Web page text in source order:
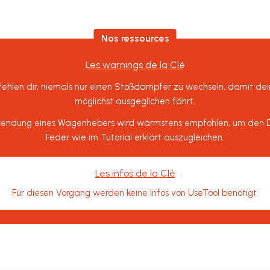
Nos ressources
Les warnings de la Clé
dir, niemals nur einen Stoßdämpfer zu wechseln, damit
möglichst ausgeglichen fährt.
eines Wagenhebers wird wärmstens empfohlen, um den
Feder wie im Tutorial erklärt auszugleichen.
Les infos de la Clé
Für diesen Vorgang werden keine Infos von UseTool benötigt.